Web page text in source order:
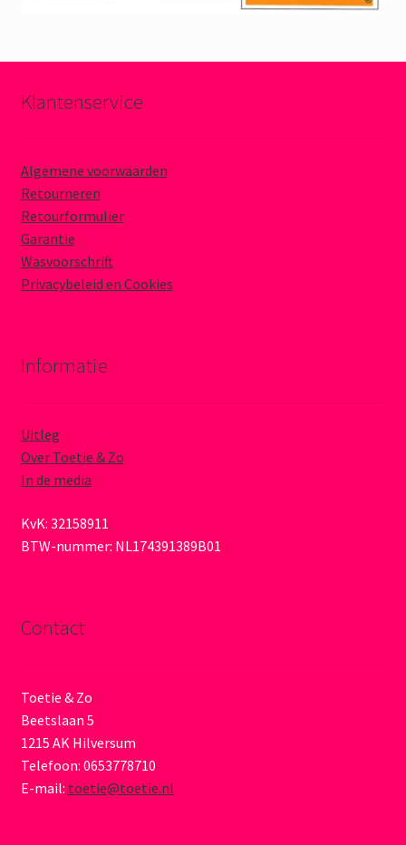
Klantenservice
Algemene voorwaarden
Retourneren
Retourformulier
Garantie
Wasvoorschrift
Privacybeleid en Cookies
Informatie
Uitleg
Over Toetie & Zo
In de media
KvK: 32158911
BTW-nummer: NL174391389B01
Contact
Toetie & Zo
Beetslaan 5
1215 AK Hilversum
Telefoon: 0653778710
E-mail: toetie@toetie.nl